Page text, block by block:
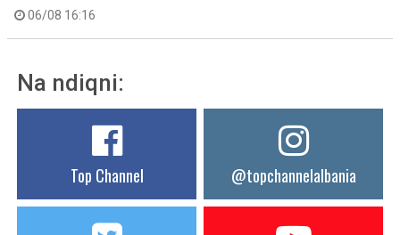
06/08 16:16
Na ndiqni:
Top Channel @topchannelalbania